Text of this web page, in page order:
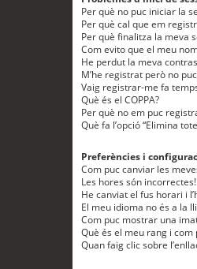
Per què no puc iniciar la
Per què cal que em
Per què finalitza la meva
Com evito que el meu
He perdut la meva
M’he registrat però no
Vaig registrar-me fa
Què és el COPPA?
Per què no em puc
Què fa l’opció “Elimina
Preferències i
Com puc canviar les
Les hores són incorrectes!
He canviat el fus horari i
El meu idioma no és a la
Com puc mostrar una
Què és el meu rang i com
Quan faig clic sobre